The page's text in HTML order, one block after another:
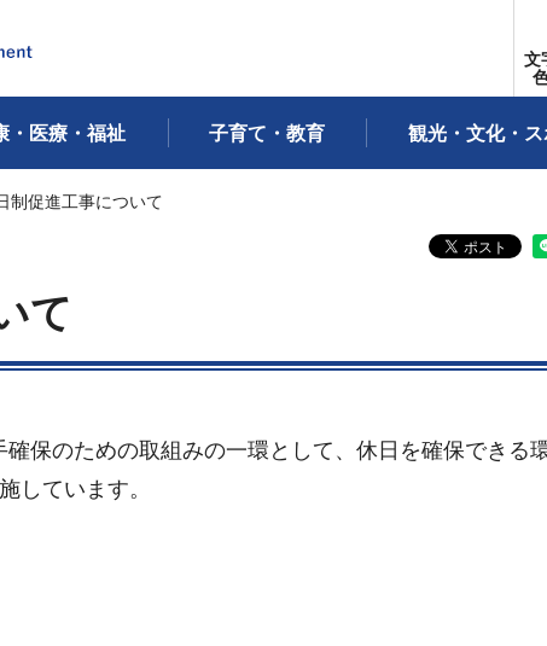
文
・医療・福祉 子育て・教育 観光・文化・
制促進工事について
て
保のための取組みの一環として、休日を確保できる
しています。